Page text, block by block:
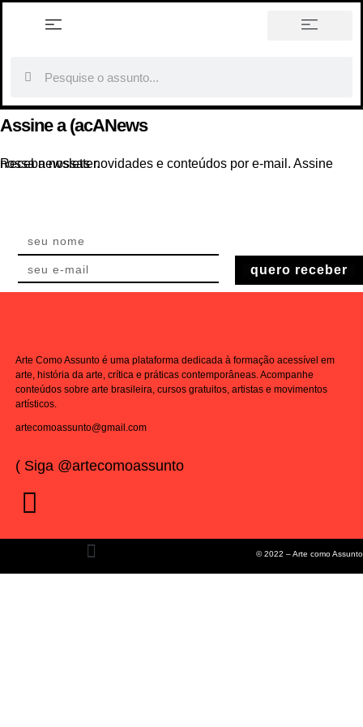
Assine a (acANews
Receba nossas novidades e conteúdos por e-mail. Assine nossa newsletter.
quero receber
Arte Como Assunto é uma plataforma dedicada à formação acessível em
arte, história da arte, crítica e práticas contemporâneas. Acompanhe
conteúdos sobre arte brasileira, cursos gratuitos, artistas e movimentos
artísticos.
artecomoassunto@gmail.com
( Siga @artecomoassunto
© 2022 – Arte como Assunto